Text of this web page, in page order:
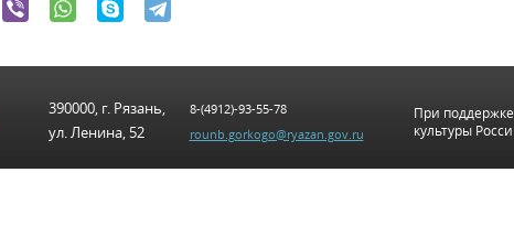
390000, г. Рязань,
ул. Ленина, 52
8-(4912)-93-55-78
rounb.gorkogo@ryazan.gov.ru
При
культуры